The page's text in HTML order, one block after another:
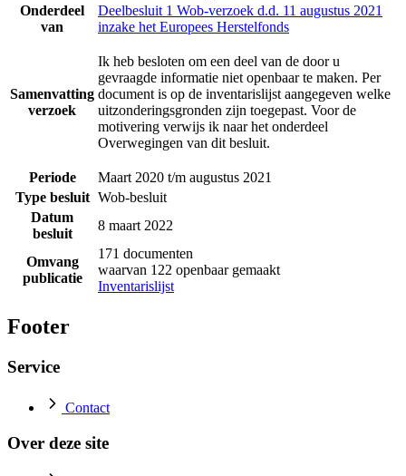
Onderdeel
van
Deelbesluit 1 Wob-verzoek d.d. 11 augustus 2021
inzake het Europees Herstelfonds
Samenvatting
verzoek
Ik heb besloten om een deel van de door u
gevraagde informatie niet openbaar te maken. Per
document is op de inventarislijst aangegeven welke
uitzonderingsgronden zijn toegepast. Voor de
motivering verwijs ik naar het onderdeel
Overwegingen van dit besluit.
Periode
Maart 2020 t/m augustus 2021
Type besluit Wob-besluit
Datum
besluit
8 maart 2022
Omvang
publicatie
171 documenten
waarvan 122 openbaar gemaakt
Inventarislijst
Footer
Service
Contact
Over deze site